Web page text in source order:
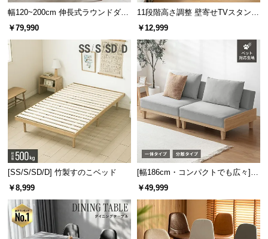
ー
ト
ら
せ
ブ
ロ
グ
企
業
タンク容量 約320ml
残量が分かりやすい透明タンク
液を入れるタンクは透明なので、タンク内の残量が
一目でわかります。
幅120~200cm 伸長式ラウンドダイ
ニングテーブル 6人掛け 天然木突
￥79,990
11段階高さ調整 壁寄せTVスタンド
キャスター付き 上下左右角度調節
￥12,999
[SS/S/SD/D] 竹製すのこベッド
￥8,999
[幅186cm・コンパクトでも広々] 3
人掛けソファベッド リクライニン
￥49,999